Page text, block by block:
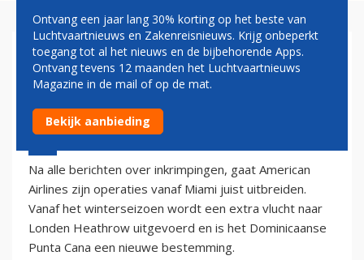
AMERICAN AIRLINES BREIDT
VLUCHTEN VANAF MIAMI UIT
20 september 2002 - 2:00
Na alle berichten over inkrimpingen, gaat American
Airlines zijn operaties vanaf Miami juist uitbreiden.
Vanaf het winterseizoen wordt een extra vlucht naar
Londen Heathrow uitgevoerd en is het Dominicaanse
Punta Cana een nieuwe bestemming.
Ontvang een jaar lang 30% korting op het beste van
Luchtvaartnieuws en Zakenreisnieuws. Krijg onbeperkt
toegang tot al het nieuws en de bijbehorende Apps.
Ontvang tevens 12 maanden het Luchtvaartnieuws
Magazine in de mail of op de mat.
Bekijk aanbieding